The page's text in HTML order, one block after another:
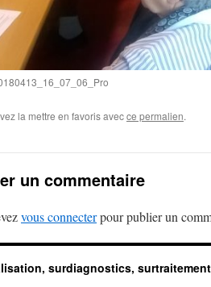
la mettre en favoris avecce permalien.
un commentaire
vous connecterpour publier un
surdiagnostics,